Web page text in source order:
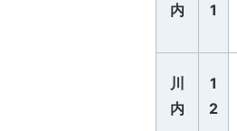
内
1
川
内
1
2